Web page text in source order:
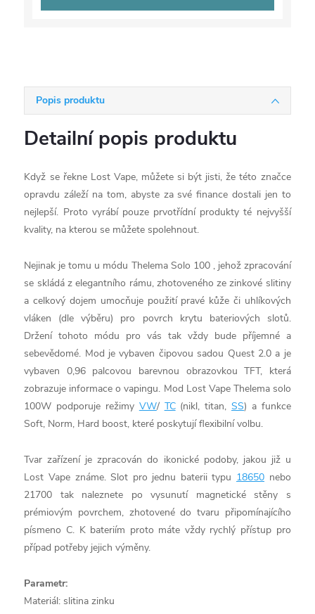
Popis produktu
Detailní popis produktu
Když se řekne Lost Vape, můžete si být jisti, že této značce
opravdu záleží na tom, abyste za své finance dostali jen to
nejlepší. Proto vyrábí pouze prvotřídní produkty té nejvyšší
kvality, na kterou se můžete spolehnout.
Nejinak je tomu u módu Thelema Solo 100 , jehož zpracování
se skládá z elegantního rámu, zhotoveného ze zinkové slitiny
a celkový dojem umocňuje použití pravé kůže či uhlíkových
vláken (dle výběru) pro povrch krytu bateriových slotů.
Držení tohoto módu pro vás tak vždy bude příjemné a
sebevědomé. Mod je vybaven čipovou sadou Quest 2.0 a je
vybaven 0,96 palcovou barevnou obrazovkou TFT, která
zobrazuje informace o vapingu. Mod Lost Vape Thelema solo
100W podporuje režimy VW/ TC(nikl, titan,SS) a funkce
Soft, Norm, Hard boost, které poskytují flexibilní volbu.
Tvar zařízení je zpracován do ikonické podoby, jakou již u
Lost Vape známe. Slot pro jednu baterii typu 18650 nebo
21700 tak naleznete po vysunutí magnetické stěny s
prémiovým povrchem, zhotovené do tvaru připomínajícího
písmeno C. K bateriím proto máte vždy rychlý přístup pro
případ potřeby jejich výměny.
Parametr:
Materiál: slitina zinku